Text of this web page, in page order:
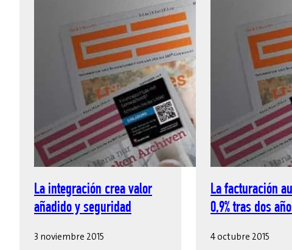
La integración crea valor
añadido y seguridad
3 noviembre 2015
La facturación
0,9% tras dos
4 octubre 2015